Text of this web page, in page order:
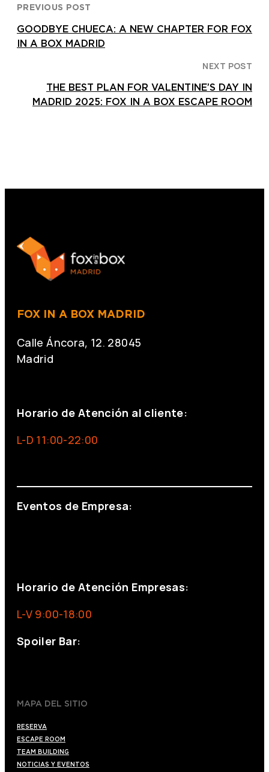
PREVIOUS POST
GOODBYE CHUECA: A NEW CHAPTER FOR FOX
IN A BOX MADRID
NEXT POST
THE BEST PLAN FOR VALENTINE’S DAY IN
MADRID 2025: FOX IN A BOX ESCAPE ROOM
FOX IN A BOX MADRID
Calle Áncora, 12. 28045
Madrid
Horario de Atención al cliente:
L-D 11:00-22:00
Eventos de Empresa:
Horario de Atención Empresas:
L-V 9:00-18:00
Spoiler Bar:
MAPA DEL SITIO
RESERVA
ESCAPE ROOM
TEAM BUILDING
NOTICIAS Y EVENTOS